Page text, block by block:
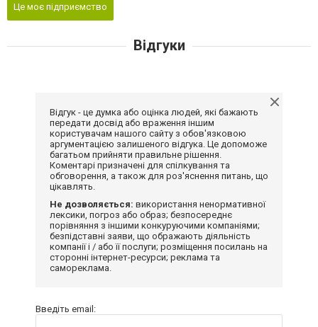
Це моє підприємство
Відгуки
Відгук - це думка або оцінка людей, які бажають
передати досвід або враження іншим
користувачам нашого сайту з обов'язковою
аргументацією залишеного відгука. Це допоможе
багатьом прийняти правильне рішення.
Коментарі призначені для спілкування та
обговорення, а також для роз'яснення питань, що
цікавлять.
Не дозволяється: використання ненормативної
лексики, погроз або образ; безпосереднє
порівняння з іншими конкуруючими компаніями;
безпідставні заяви, що ображають діяльність
компанії і / або її послуги; розміщення посилань на
сторонні інтернет-ресурси; реклама та
самореклама.
Введіть email: